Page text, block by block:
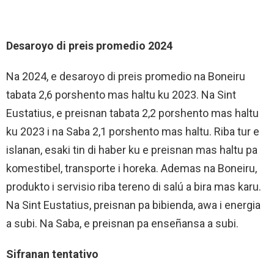
Desaroyo di preis promedio 2024
Na 2024, e desaroyo di preis promedio na Boneiru
tabata 2,6 porshento mas haltu ku 2023. Na Sint
Eustatius, e preisnan tabata 2,2 porshento mas haltu
ku 2023 i na Saba 2,1 porshento mas haltu. Riba tur e
islanan, esaki tin di haber ku e preisnan mas haltu pa
komestibel, transporte i horeka. Ademas na Boneiru,
produkto i servisio riba tereno di salú a bira mas karu.
Na Sint Eustatius, preisnan pa bibienda, awa i energia
a subi. Na Saba, e preisnan pa enseñansa a subi.
Sifranan tentativo